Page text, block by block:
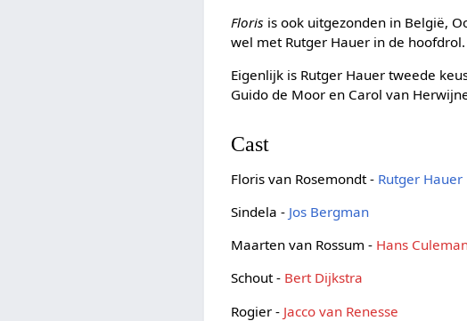
Floris is ook uitgezonden in België,
wel met Rutger Hauer in de
Eigenlijk is Rutger Hauer tweede
Guido de Moor en Carol van
Cast
Floris van Rosemondt - Rutger Hauer
Sindela - Jos Bergman
Maarten van Rossum - Hans
Schout - Bert Dijkstra
Rogier - Jacco van Renesse